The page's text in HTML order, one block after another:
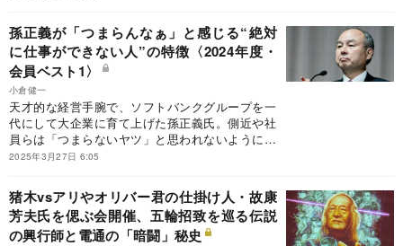
こで今回は、スマホ決済の最新情報を識者に取材
した。
孫正義が「つまらんなぁ」と感じる“絶対
に仕事ができない人”の特徴〈2024年度・
会員ベスト1〉
小倉健一
天才的な経営手腕で、ソフトバンクグループを一
代にして大企業に育て上げた孫正義氏。側近や社
員らは「つまらないヤツ」と思われないように、
必死に食らいついたという。そんな孫氏が会議で
2025年3月27日 6:05
猪木vsアリやオリバー君の仕掛け人・故康
芳夫氏を偲ぶ会開催、五輪招致を巡る伝説
の興行師と電通の「暗闘」秘史